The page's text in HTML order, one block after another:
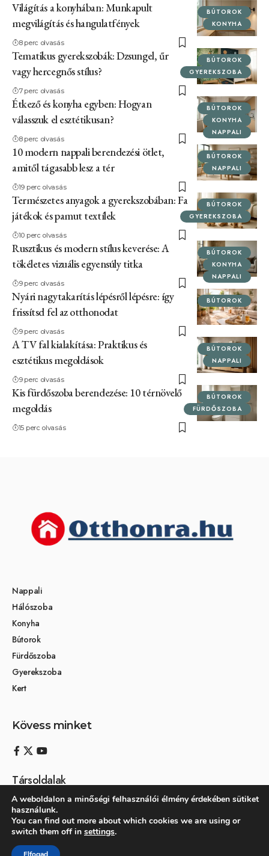
BÚTOROK
KONYHA
Világítás a konyhában: Munkapult
megvilágítás és hangulatfények
8 perc olvasás
BÚTOROK
GYEREKSZOBA
Tematikus gyerekszobák: Dzsungel, űr
vagy hercegnős stílus?
7 perc olvasás
BÚTOROK
KONYHA
NAPPALI
Étkező és konyha egyben: Hogyan
válasszuk el esztétikusan?
8 perc olvasás
BÚTOROK
NAPPALI
10 modern nappali berendezési ötlet,
amitől tágasabb lesz a tér
19 perc olvasás
BÚTOROK
GYEREKSZOBA
Természetes anyagok a gyerekszobában: Fa
játékok és pamut textílek
10 perc olvasás
BÚTOROK
KONYHA
NAPPALI
Rusztikus és modern stílus keverése: A
tökéletes vizuális egyensúly titka
9 perc olvasás
BÚTOROK
Nyári nagytakarítás lépésről lépésre: így
frissítsd fel az otthonodat
9 perc olvasás
BÚTOROK
NAPPALI
A TV fal kialakítása: Praktikus és
esztétikus megoldások
9 perc olvasás
BÚTOROK
FÜRDŐSZOBA
Kis fürdőszoba berendezése: 10 térnövelő
megoldás
15 perc olvasás
Nappali
Hálószoba
Konyha
Bútorok
Fürdőszoba
Gyerekszoba
Kert
Kövess minket
Társoldalak
Otthon és dekoráció
Kertikék kertmagazin
A weboldalon a minőségi felhasználói élmény érdekében sütiket
használunk.
You can find out more about which cookies we are using or
switch them off in settings.